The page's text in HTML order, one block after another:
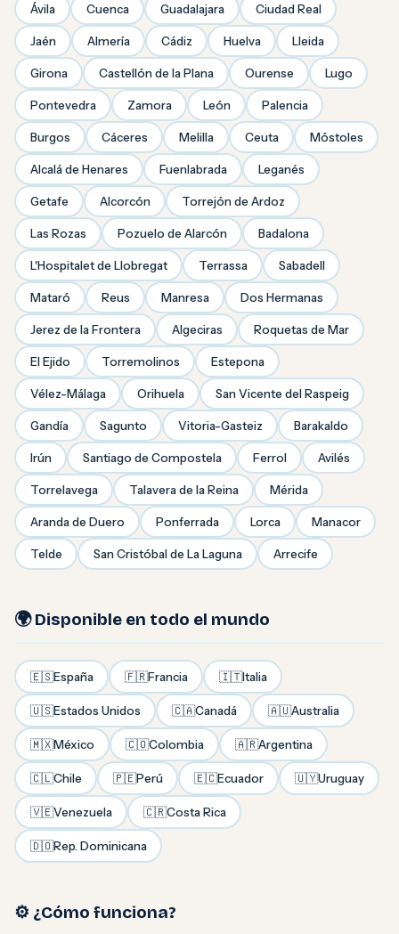
Ávila Cuenca Guadalajara Ciudad Real
Jaén Almería Cádiz Huelva Lleida
Girona Castellón de la Plana Ourense Lugo
Pontevedra Zamora León Palencia
Burgos Cáceres Melilla Ceuta Móstoles
Alcalá de Henares Fuenlabrada Leganés
Getafe Alcorcón Torrejón de Ardoz
Las Rozas Pozuelo de Alarcón Badalona
L'Hospitalet de Llobregat Terrassa Sabadell
Mataró Reus Manresa Dos Hermanas
Jerez de la Frontera Algeciras Roquetas de Mar
El Ejido Torremolinos Estepona
Vélez-Málaga Orihuela San Vicente del Raspeig
Gandía Sagunto Vitoria-Gasteiz Barakaldo
Irún Santiago de Compostela Ferrol Avilés
Torrelavega Talavera de la Reina Mérida
Aranda de Duero Ponferrada Lorca Manacor
Telde San Cristóbal de La Laguna Arrecife
🌍 Disponible en todo el mundo
🇪🇸España 🇫🇷Francia 🇮🇹Italia
🇺🇸Estados Unidos 🇨🇦Canadá 🇦🇺Australia
🇲🇽México 🇨🇴Colombia 🇦🇷Argentina
🇨🇱Chile 🇵🇪Perú 🇪🇨Ecuador 🇺🇾Uruguay
🇻🇪Venezuela 🇨🇷Costa Rica
🇩🇴Rep. Dominicana
⚙️ ¿Cómo funciona?